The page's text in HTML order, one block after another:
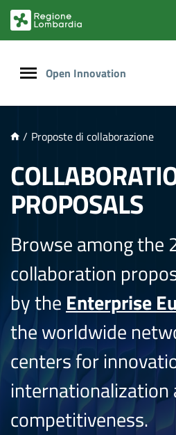
PRINCIPALE
Open Innovation
/ Proposte di collaborazione
PROPOSALS
Browse among the
collaboration
by the Enterprise
the worldwide
centers for
internationalization
competitiveness.